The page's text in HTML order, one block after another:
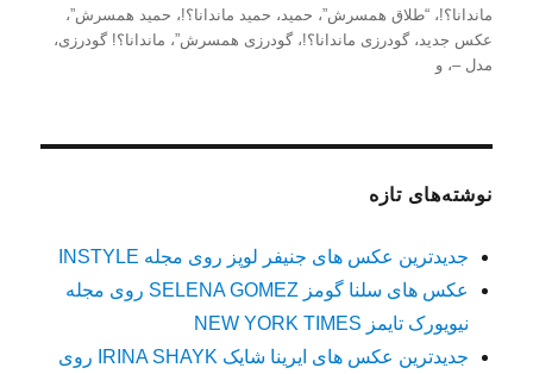
شده
در
ماندانا؟!،“طلاق همسرش”، حمید، حمید ماندانا؟!، حمید همسرش”،
عکس جدید،گودرزی ماندانا؟!،گودرزی همسرش”، ماندانا؟! گودرزی،
مدل –،و
نوشته‌های تازه
جدیدترین عکس های جنیفر لوپز روی مجله INSTYLE
عکس های سلنا گومز SELENA GOMEZ روی مجله
نیویورک تایمز NEW YORK TIMES
جدیدترین عکس های ایرینا شایک IRINA SHAYK روی